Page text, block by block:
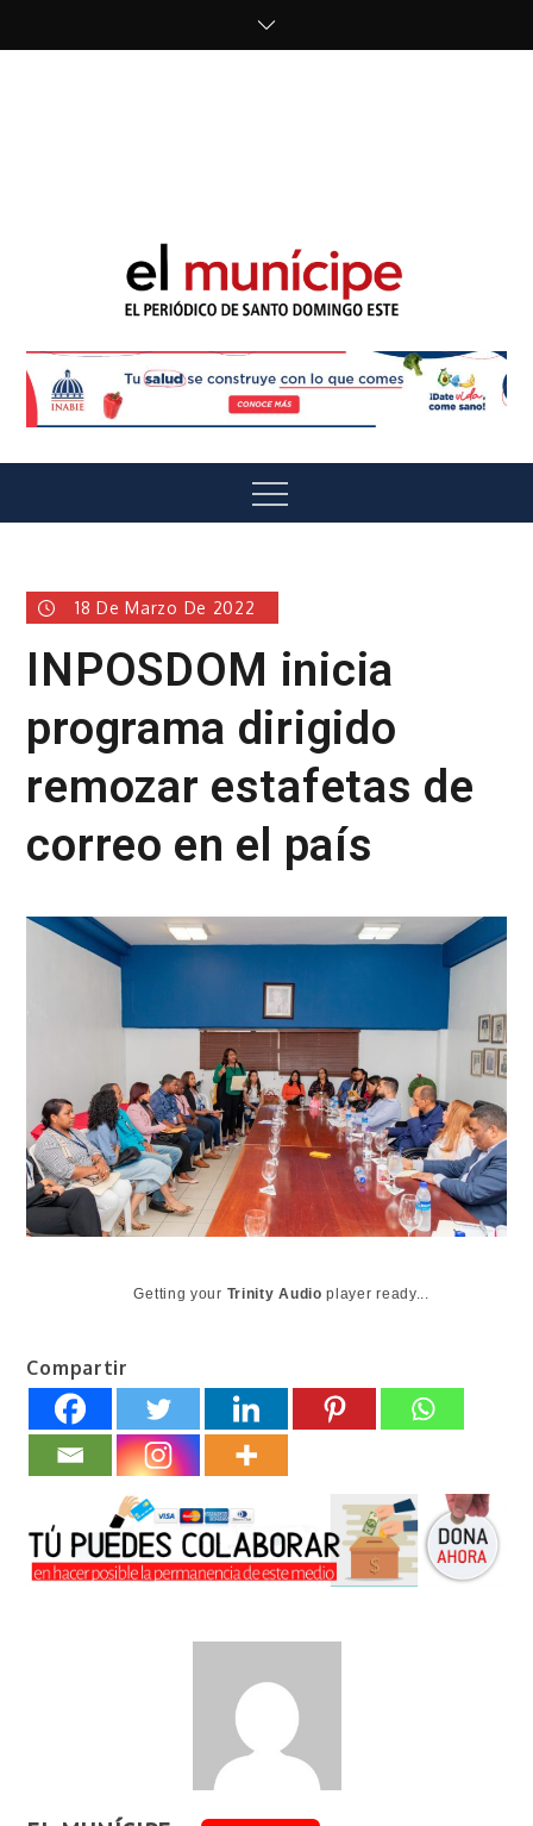
El Munícipe
Menu
18 De Marzo De 2022
INPOSDOM inicia
programa dirigido
remozar estafetas de
correo en el país
Getting your Trinity Audio player ready...
Compartir